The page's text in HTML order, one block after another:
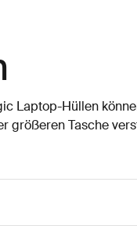
Laptop-Hüllen
größeren Tasche